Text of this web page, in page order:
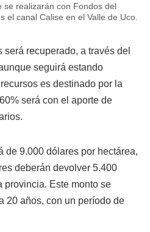
se realizarán con Fondos del
el canal Calise en el Valle de Uco.
será recuperado, a través del
seguirá estando
es destinado por la
será con el aporte de
de 9.000 dólares por hectárea,
deberán devolver 5.400
provincia. Este monto se
20 años, con un período de